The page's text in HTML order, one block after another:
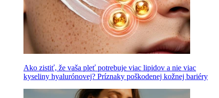
Ako zistiť, že vaša pleť potrebuje viac lipidov a nie viac
kyseliny hyalurónovej? Príznaky poškodenej kožnej bariéry